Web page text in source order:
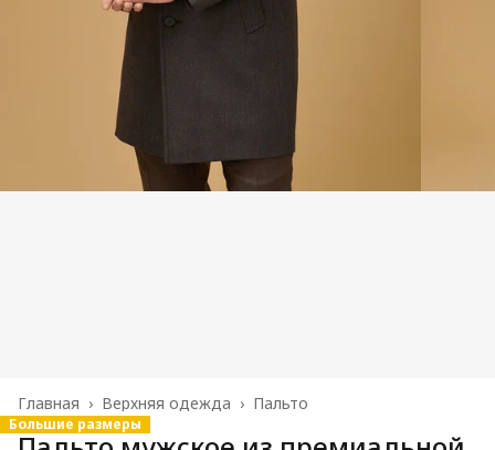
Пальто
Верхняя одежда ›
Главная ›
Большие размеры